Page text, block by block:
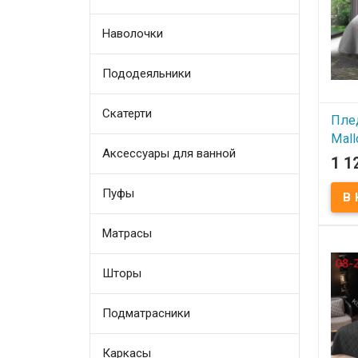
Наволочки
Пододеяльники
Скатерти
Аксессуары для ванной
Пуфы
Матрасы
Шторы
Подматрасники
Каркасы
см,
В
Плед
1